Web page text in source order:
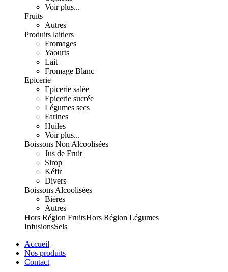
Voir plus...
Fruits
Autres
Produits laitiers
Fromages
Yaourts
Lait
Fromage Blanc
Epicerie
Epicerie salée
Epicerie sucrée
Légumes secs
Farines
Huiles
Voir plus...
Boissons Non Alcoolisées
Jus de Fruit
Sirop
Kéfir
Divers
Boissons Alcoolisées
Bières
Autres
Hors Région FruitsHors Région Légumes
InfusionsSels
Accueil
Nos produits
Contact